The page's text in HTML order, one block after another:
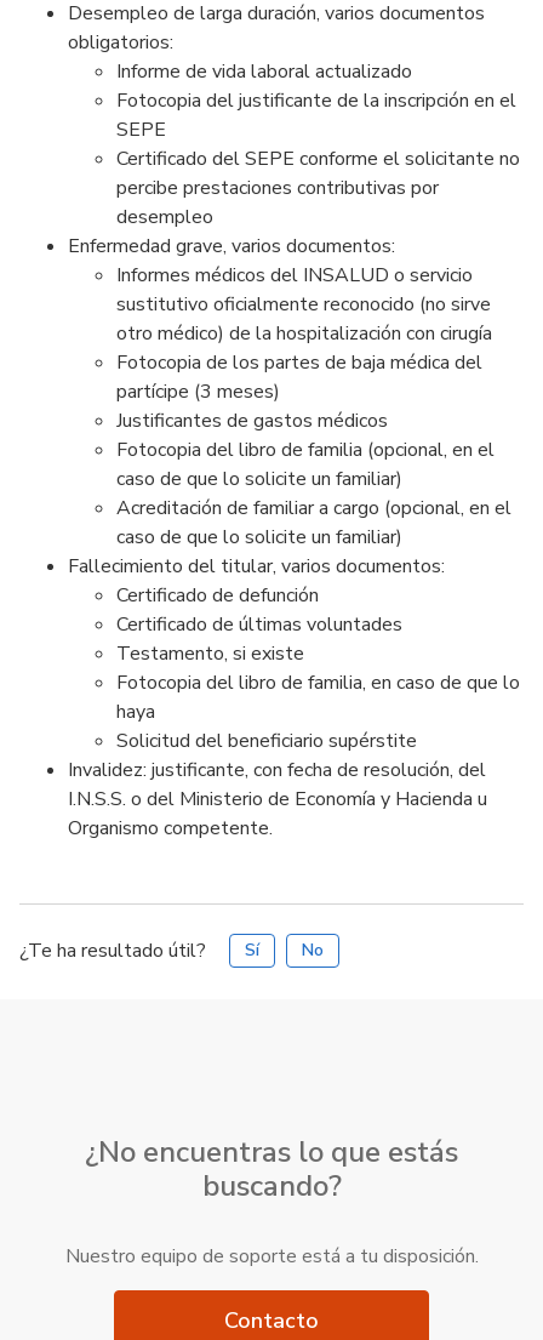
Desempleo de larga duración, varios documentos
obligatorios:
Informe de vida laboral actualizado
Fotocopia del justificante de la inscripción en el
SEPE
Certificado del SEPE conforme el solicitante no
percibe prestaciones contributivas por
desempleo
Enfermedad grave, varios documentos:
Informes médicos del INSALUD o servicio
sustitutivo oficialmente reconocido (no sirve
otro médico) de la hospitalización con cirugía
Fotocopia de los partes de baja médica del
partícipe (3 meses)
Justificantes de gastos médicos
Fotocopia del libro de familia (opcional, en el
caso de que lo solicite un familiar)
Acreditación de familiar a cargo (opcional, en el
caso de que lo solicite un familiar)
Fallecimiento del titular, varios documentos:
Certificado de defunción
Certificado de últimas voluntades
Testamento, si existe
Fotocopia del libro de familia, en caso de que lo
haya
Solicitud del beneficiario supérstite
Invalidez: justificante, con fecha de resolución, del
I.N.S.S. o del Ministerio de Economía y Hacienda u
Organismo competente.
¿Te ha resultado útil? Sí No
¿No encuentras lo que estás
buscando?
Nuestro equipo de soporte está a tu disposición.
Contacto